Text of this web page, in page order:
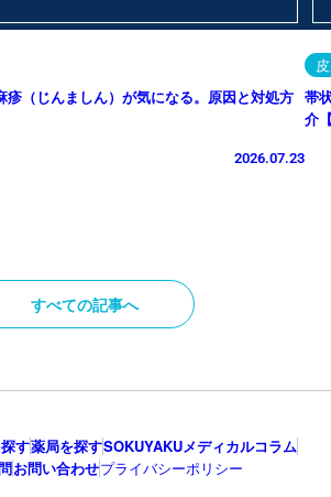
疹（じんましん）が気になる。原因と対処方
2026.07.23
帯
介
すべての記事へ
す薬局を探すSOKUYAKUメディカルコラム
お問い合わせプライバシーポリシー